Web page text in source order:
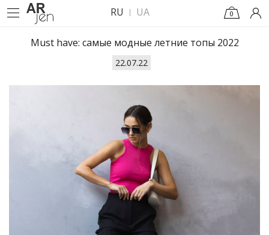
RU UA 0
Must have: самые модные летние топы 2022
22.07.22